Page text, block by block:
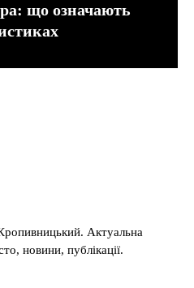
що означають
Актуальна
новини, публікації.